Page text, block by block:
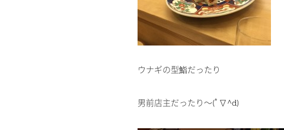
ウナギの型鮨だったり
男前店主だったり～(ﾟ∇^d)